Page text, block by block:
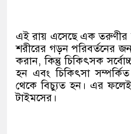
এই রায় এসেছে এক
শরীরের গড়ন পরিবর্তনের
করান, কিন্তু চিকিৎসক
হন এবং চিকিৎসা
থেকে বিচ্যুত হন। এর
টাইমসের।